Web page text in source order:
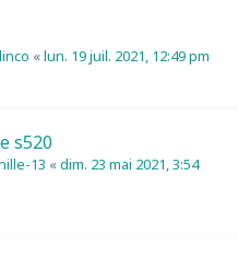
«lun. 19 juil. 2021, 12:49 pm
s520
13 «dim. 23 mai 2021, 3:54